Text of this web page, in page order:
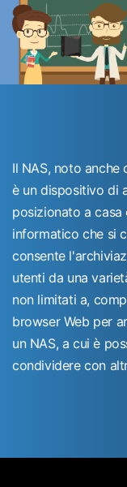
Il NAS, noto anche
è un dispositivo di
posizionato a
informatico che si
consente
utenti da una
non limitati a,
browser Web per
un NAS, a cui è
condividere con